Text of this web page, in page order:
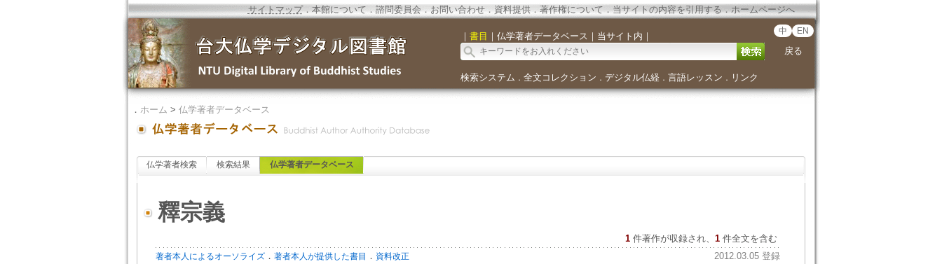
サイトマップ．本館について．諮問委員会． お問い合わせ． 資料提供．著作権について．当サイトの内容を引用する．ホームページへ
｜ 書目 ｜ 仏学著者データベース ｜ 当サイト内 ｜ 中 EN
戻る
検索システム ． 全文コレクション ． デジタル仏経． 言語レッスン ． リンク
． ホーム > 仏学著者データベース
仏学著者検索 検索結果 仏学著者データベース
釋宗義
1 件著作が収録され、 1件全文を含む
著者本人によるオーソライズ． 著者本人が提供した書目 ． 資料改正 2012.03.05 登録